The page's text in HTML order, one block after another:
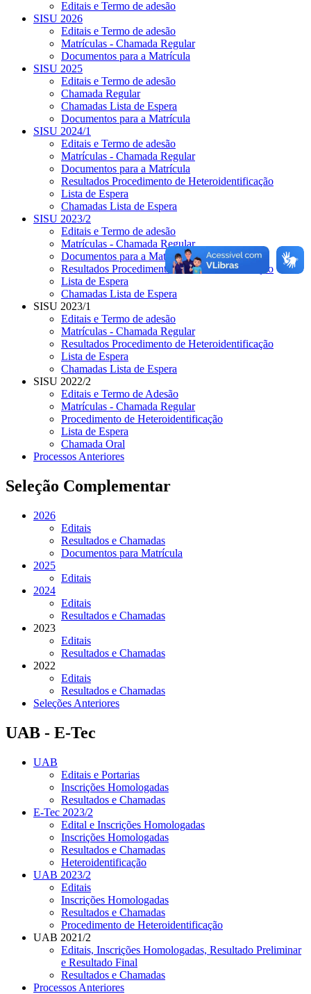
Editais e Termo de adesão
SISU 2026
Editais e Termo de adesão
Matrículas - Chamada Regular
Documentos para a Matrícula
SISU 2025
Editais e Termo de adesão
Chamada Regular
Chamadas Lista de Espera
Documentos para a Matrícula
SISU 2024/1
Editais e Termo de adesão
Matrículas - Chamada Regular
Documentos para a Matrícula
Resultados Procedimento de Heteroidentificação
Lista de Espera
Chamadas Lista de Espera
SISU 2023/2
Editais e Termo de adesão
Matrículas - Chamada Regular
Documentos para a Matrícula
Resultados Procedimento de Heteroidentificação
Lista de Espera
Chamadas Lista de Espera
SISU 2023/1
Editais e Termo de adesão
Matrículas - Chamada Regular
Resultados Procedimento de Heteroidentificação
Lista de Espera
Chamadas Lista de Espera
SISU 2022/2
Editais e Termo de Adesão
Matrículas - Chamada Regular
Procedimento de Heteroidentificação
Lista de Espera
Chamada Oral
Processos Anteriores
Seleção Complementar
2026
Editais
Resultados e Chamadas
Documentos para Matrícula
2025
Editais
2024
Editais
Resultados e Chamadas
2023
Editais
Resultados e Chamadas
2022
Editais
Resultados e Chamadas
Seleções Anteriores
UAB - E-Tec
UAB
Editais e Portarias
Inscrições Homologadas
Resultados e Chamadas
E-Tec 2023/2
Edital e Inscrições Homologadas
Inscrições Homologadas
Resultados e Chamadas
Heteroidentificação
UAB 2023/2
Editais
Inscrições Homologadas
Resultados e Chamadas
Procedimento de Heteroidentificação
UAB 2021/2
Editais, Inscrições Homologadas, Resultado Preliminar
e Resultado Final
Resultados e Chamadas
Processos Anteriores